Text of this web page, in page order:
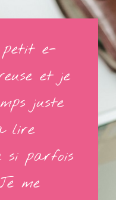
petit e-
et je
juste
lire
si parfois
me